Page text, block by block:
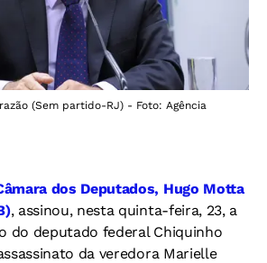
(Sem partido-RJ) - Foto: Agência
dos Deputados, Hugo Motta
, assinou, nesta quinta-feira, 23, a
do deputado federal Chiquinho
da veredora Marielle